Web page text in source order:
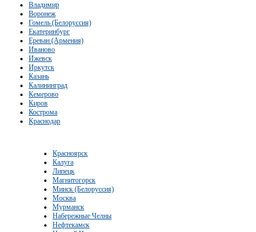
Владимир
Воронеж
Гомель (Белоруссия)
Екатеринбург
Ереван (Армения)
Иваново
Ижевск
Иркутск
Казань
Калининград
Кемерово
Киров
Кострома
Краснодар
Красноярск
Калуга
Липецк
Магнитогорск
Минск (Белоруссия)
Москва
Мурманск
Набережные Челны
Нефтекамск